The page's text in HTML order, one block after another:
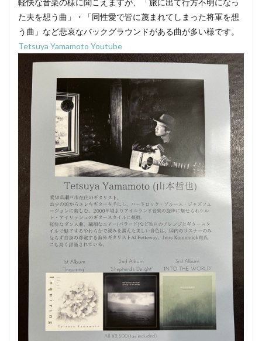
軽快な音楽の様に聞こえますが、「旅に出て行方不明になっ
た夫を想う曲」・「同性愛で皆に蔑まれてしまった将軍を想
う曲」など悲哀なバックグラウンドがある曲が多い様です。
Tetsuya Yamamoto Youtube